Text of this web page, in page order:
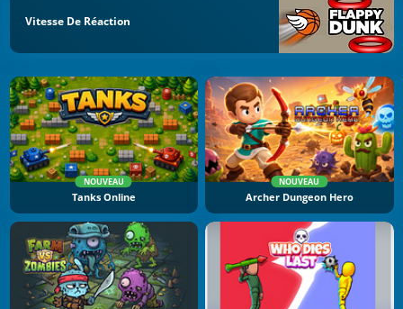
Vitesse De Réaction
NOUVEAU
Tanks Online
NOUVEAU
Archer Dungeon Hero